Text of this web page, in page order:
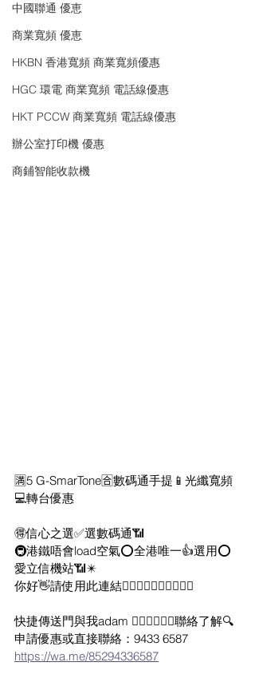
中國聯通 優恵
商業寬頻 優恵
HKBN 香港寬頻 商業寬頻優惠
HGC 環電 商業寬頻 電話線優惠
HKT PCCW 商業寬頻 電話線優惠
辦公室打印機 優惠
商鋪智能收款機
🈵️5 G-SmarTone🈴數碼通手提📱光纖寬頻
💻轉台優惠
🉐信心之選✅選數碼通📶
🚇港鐵唔會load空氣⭕️全港唯一👍選用⭕️
愛立信機站📶✴️
你好👋請使用此連結👇🏻👇🏻👇🏻👇🏻👇🏻
快捷傳送門與我adam 🙋🏻‍♂️🙋🏻‍♀️聯絡了解🔍
申請優惠或直接聯絡：9433 6587
https://wa.me/85294336587